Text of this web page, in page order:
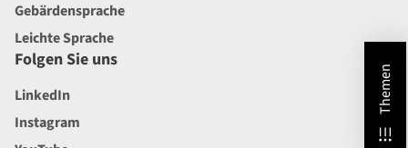
Themen
Gebärdensprache
Leichte Sprache
Folgen Sie uns
LinkedIn
Instagram